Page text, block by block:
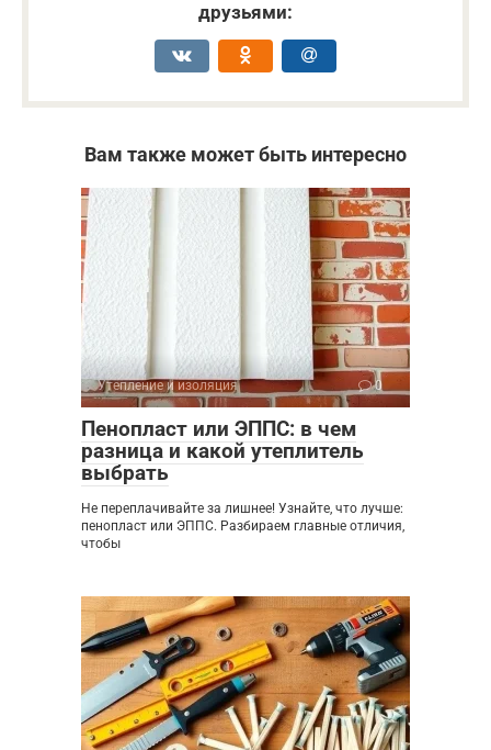
друзьями:
Вам также может быть интересно
Утепление и изоляция 0
Пенопласт или ЭППС: в чем
разница и какой утеплитель
выбрать
Не переплачивайте за лишнее! Узнайте, что лучше:
пенопласт или ЭППС. Разбираем главные отличия,
чтобы